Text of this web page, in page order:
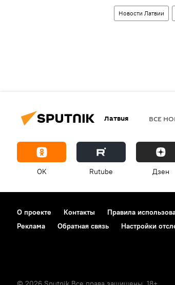
Новости Латвии
Латвия ВСЕ
OK Rutube Дзен
О проекте Контакты Правила
Реклама
Обратная связь Настройки